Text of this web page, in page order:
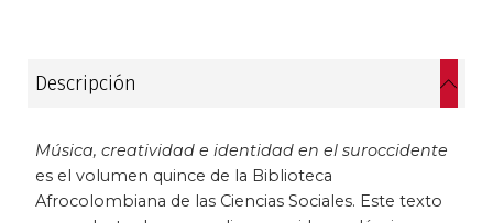
Geografía
Ingeniería
Descripción
Música, creatividad e identidad en el suroccidente
es el volumen quince de la Biblioteca
Afrocolombiana de las Ciencias Sociales. Este texto